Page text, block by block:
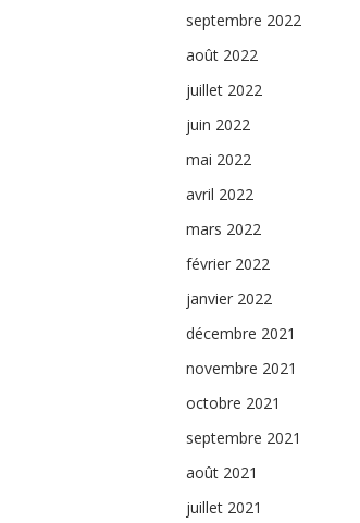
septembre 2022
août 2022
juillet 2022
juin 2022
mai 2022
avril 2022
mars 2022
février 2022
janvier 2022
décembre 2021
novembre 2021
octobre 2021
septembre 2021
août 2021
juillet 2021